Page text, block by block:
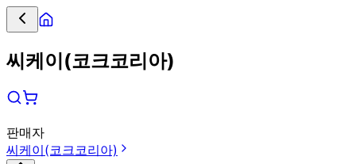
씨케이(코크코리아)
판매자
씨케이(코크코리아)